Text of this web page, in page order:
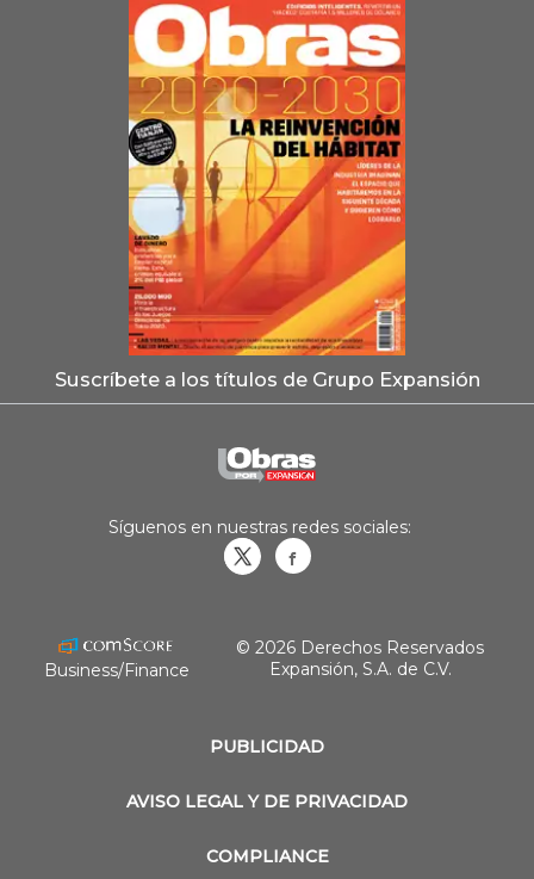
Suscríbete a los títulos de Grupo Expansión
PUBLICIDAD
AVISO LEGAL Y DE PRIVACIDAD
COMPLIANCE
Síguenos en nuestras redes sociales:
Business/Finance
© 2026 Derechos Reservados
Expansión, S.A. de C.V.